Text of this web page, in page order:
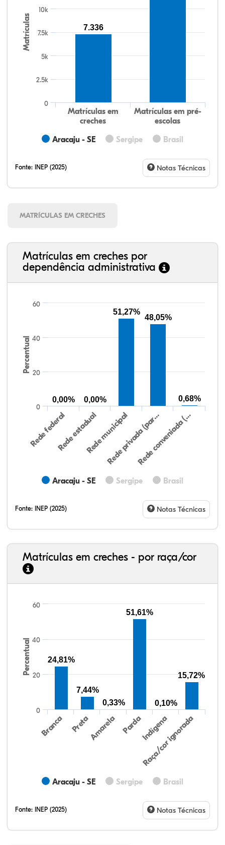
Matrículas
Aracaju - SE Sergipe Brasil
Matrículas em
creches
Matrículas em pré-
escolas
0
2.5k
5k
7.5k
10k
7.336
Fonte: INEP (2025) Notas Técnicas
MATRÍCULAS EM CRECHES
Matrículas em creches por
dependência administrativa
Percentual
Aracaju - SE Sergipe Brasil
Rede federalRede estadualRede municipal
Rede privada (par…Rede conveniada (…
0
20
40
60
0,00% 0,00%
51,27%
48,05%
0,68%
Fonte: INEP (2025) Notas Técnicas
Matrículas em creches - por raça/cor
Percentual
Aracaju - SE Sergipe Brasil
Branca PretaAmarela PardaIndígena
Raça/cor ignorada
0
20
40
60
24,81%
7,44%
0,33%
51,61%
0,10%
15,72%
Fonte: INEP (2025) Notas Técnicas
10,93%
9,49%
0,77%
78,23%
0,12%
0,46%
33,06%
7,95%
0,46%
55,81%
1,22%
1,50%